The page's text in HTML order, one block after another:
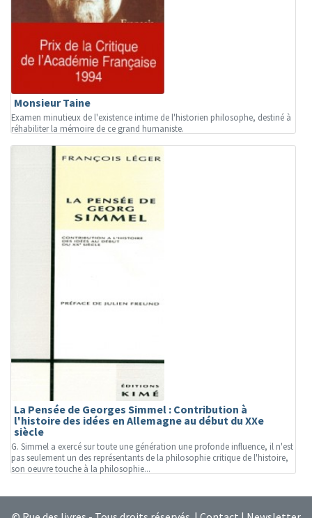
Monsieur Taine
Examen minutieux de l'existence intime de l'historien philosophe, destiné à
réhabiliter la mémoire de ce grand humaniste.
La Pensée de Georges Simmel : Contribution à
l'histoire des idées en Allemagne au début du XXe
siècle
G. Simmel a exercé sur toute une génération une profonde influence, il n'est
pas seulement un des représentants de la philosophie critique de l'histoire,
son oeuvre touche à la philosophie...